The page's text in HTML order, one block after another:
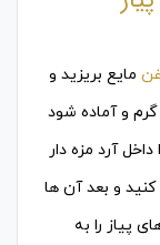
مایع بریزید و
گرم و آماده شود
آرد مزه دار
و بعد آن ها
پیاز را به